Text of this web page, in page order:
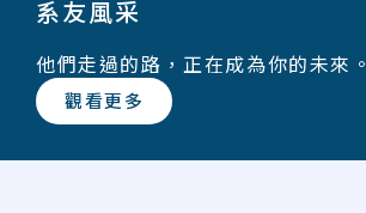
系友風采
他們走過的路，正在成為你的未來。
觀看更多